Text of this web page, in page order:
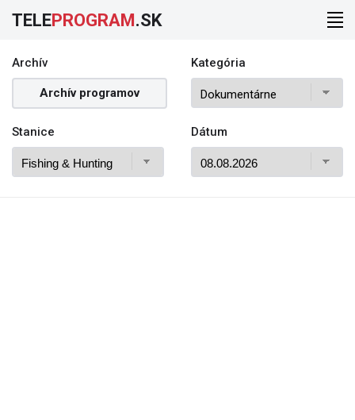
TELEPROGRAM.SK
Archív
Archív programov
Kategória
Stanice Dátum